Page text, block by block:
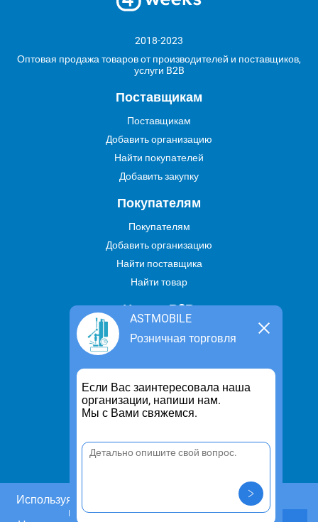
ASTMOBILE
Розничная торговля
Если Вас заинтересовала наша
организации, напиши нам.
Мы с Вами свяжемся.
Используя этот сайт, Вы даете согласие на
использование cookies.
2018-2023
Оптовая продажа товаров от производителей и поставщиков,
услуги B2B
Поставщикам
Поставщикам
Добавить организацию
Найти покупателей
Добавить закупку
Покупателям
Покупателям
Добавить организацию
Найти поставщика
Найти товар
Услуги В2В
Найти услугу
Предложить свою услугу
Дропшиппинг
Транспортные услуги
Информация
Политика конфиденциальности
Контакты